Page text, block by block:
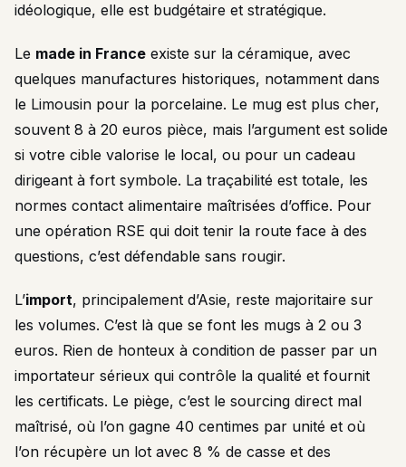
idéologique, elle est budgétaire et stratégique.
Le made in France existe sur la céramique, avec
quelques manufactures historiques, notamment dans
le Limousin pour la porcelaine. Le mug est plus cher,
souvent 8 à 20 euros pièce, mais l’argument est solide
si votre cible valorise le local, ou pour un cadeau
dirigeant à fort symbole. La traçabilité est totale, les
normes contact alimentaire maîtrisées d’office. Pour
une opération RSE qui doit tenir la route face à des
questions, c’est défendable sans rougir.
L’import, principalement d’Asie, reste majoritaire sur
les volumes. C’est là que se font les mugs à 2 ou 3
euros. Rien de honteux à condition de passer par un
importateur sérieux qui contrôle la qualité et fournit
les certificats. Le piège, c’est le sourcing direct mal
maîtrisé, où l’on gagne 40 centimes par unité et où
l’on récupère un lot avec 8 % de casse et des